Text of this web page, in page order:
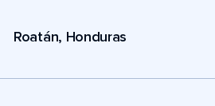
Roatán, Honduras